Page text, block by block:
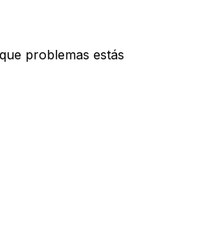
problemas estás